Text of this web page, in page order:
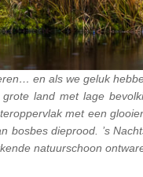
en als we geluk
land met lage
met een
dieprood. ’s
natuurschoon